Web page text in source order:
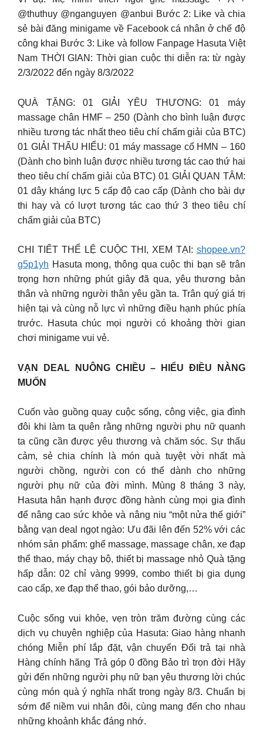
@thuthuy @nganguyen @anbui Bước 2: Like và chia
sẻ bài đăng minigame về Facebook cá nhân ở chế độ
công khai Bước 3: Like và follow Fanpage Hasuta Việt
Nam THỜI GIAN: Thời gian cuộc thi diễn ra: từ ngày
2/3/2022 đến ngày 8/3/2022
QUÀ TẶNG: 01 GIẢI YÊU THƯƠNG: 01 máy
massage chân HMF – 250 (Dành cho bình luận được
nhiều tương tác nhất theo tiêu chí chấm giải của BTC)
01 GIẢI THẤU HIỂU: 01 máy massage cổ HMN – 160
(Dành cho bình luận được nhiều tương tác cao thứ hai
theo tiêu chí chấm giải của BTC) 01 GIẢI QUAN TÂM:
01 dây kháng lực 5 cấp độ cao cấp (Dành cho bài dự
thi hay và có lượt tương tác cao thứ 3 theo tiêu chí
chấm giải của BTC)
CHI TIẾT THỂ LỆ CUỘC THI, XEM TẠI: shopee.vn?
g5p1yh Hasuta mong, thông qua cuộc thi bạn sẽ trân
trọng hơn những phút giây đã qua, yêu thương bản
thân và những người thân yêu gần ta. Trân quý giá trị
hiện tại và cùng nỗ lực vì những điều hạnh phúc phía
trước. Hasuta chúc mọi người có khoảng thời gian
chơi minigame vui vẻ.
VẠN DEAL NUÔNG CHIỀU – HIỂU ĐIỀU NÀNG
MUỐN
Cuốn vào guồng quay cuộc sống, công việc, gia đình
đôi khi làm ta quên rằng những người phụ nữ quanh
ta cũng cần được yêu thương và chăm sóc. Sự thấu
cảm, sẻ chia chính là món quà tuyệt vời nhất mà
người chồng, người con có thể dành cho những
người phụ nữ của đời mình. Mùng 8 tháng 3 này,
Hasuta hân hạnh được đồng hành cùng mọi gia đình
để nâng cao sức khỏe và nâng niu “một nửa thế giới”
bằng vạn deal ngọt ngào: Ưu đãi lên đến 52% với các
nhóm sản phẩm: ghế massage, massage chân, xe đạp
thể thao, máy chạy bộ, thiết bị massage nhỏ Quà tặng
hấp dẫn: 02 chỉ vàng 9999, combo thiết bị gia dụng
cao cấp, xe đạp thể thao, gói bảo dưỡng,…
Cuộc sống vui khỏe, vẹn tròn trăm đường cùng các
dịch vụ chuyên nghiệp của Hasuta: Giao hàng nhanh
chóng Miễn phí lắp đặt, vận chuyển Đổi trả tại nhà
Hàng chính hãng Trả góp 0 đồng Bảo trì trọn đời Hãy
gửi đến những người phụ nữ bạn yêu thương lời chúc
cùng món quà ý nghĩa nhất trong ngày 8/3. Chuẩn bị
sớm để niềm vui nhân đôi, cùng mang đến cho nhau
những khoảnh khắc đáng nhớ.